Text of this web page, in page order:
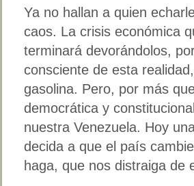
Ya no hallan a quien
caos. La crisis económica
terminará devorándolos,
consciente de esta
gasolina. Pero, por más
democrática y
nuestra Venezuela. Hoy
decida a que el país
haga, que nos distraiga de